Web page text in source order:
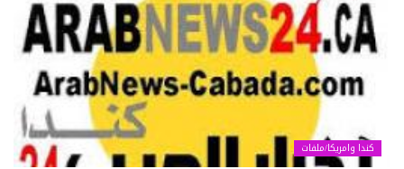
كندا وامريكا/ملفات